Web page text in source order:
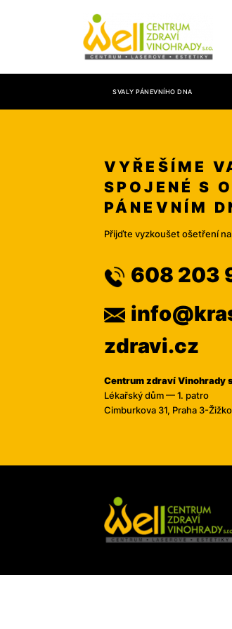
SVALY PÁNEVNÍHO DNA
VYŘEŠÍME
SPOJENÉ S
PÁNEVNÍM
Přijďte vyzkoušet ošetření
608 203
zdravi.cz
Centrum zdraví Vinohrady
Lékařský dům — 1. patro
Cimburkova 31, Praha 3-